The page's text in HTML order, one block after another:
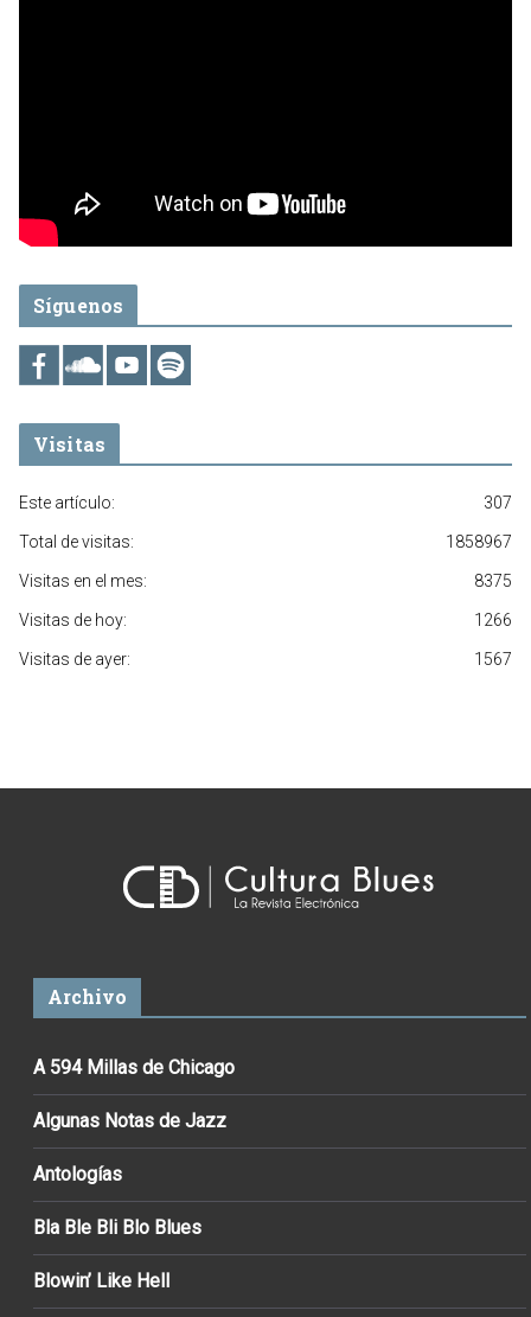
Síguenos
Visitas
307
Este artículo:
1858967
Total de visitas:
8375
Visitas en el mes:
1266
Visitas de hoy:
1567
Visitas de ayer:
Archivo
A 594 Millas de Chicago
Algunas Notas de Jazz
Antologías
Bla Ble Bli Blo Blues
Blowin’ Like Hell